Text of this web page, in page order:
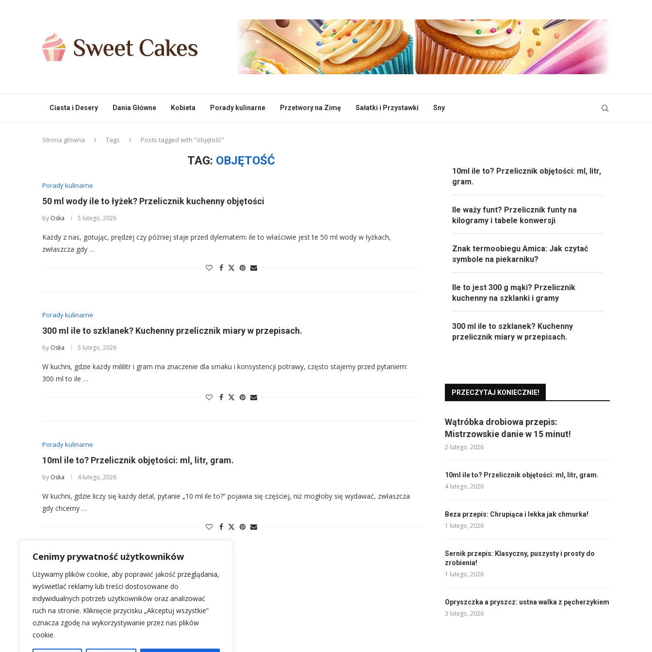
Cenimy prywatność użytkowników
Używamy plików cookie, aby poprawić jakość przeglądania,
wyświetlać reklamy lub treści dostosowane do
indywidualnych potrzeb użytkowników oraz analizować
ruch na stronie. Kliknięcie przycisku „Akceptuj wszystkie”
oznacza zgodę na wykorzystywanie przez nas plików
cookie.
Ciasta i Desery Dania Główne Kobieta Porady kulinarne Przetwory na Zimę Sałatki i Przystawki Sny
Strona główna Tags Posts tagged with "objętość"
TAG: OBJĘTOŚĆ
Porady kulinarne
50 ml wody ile to łyżek? Przelicznik kuchenny objętości
by Oska 5 lutego, 2026
Każdy z nas, gotując, prędzej czy później staje przed dylematem: ile to właściwie jest te 50 ml wody w łyżkach,
zwłaszcza gdy …
Porady kulinarne
300 ml ile to szklanek? Kuchenny przelicznik miary w przepisach.
by Oska 5 lutego, 2026
W kuchni, gdzie każdy mililitr i gram ma znaczenie dla smaku i konsystencji potrawy, często stajemy przed pytaniem:
300 ml to ile …
Porady kulinarne
10ml ile to? Przelicznik objętości: ml, litr, gram.
by Oska 4 lutego, 2026
W kuchni, gdzie liczy się każdy detal, pytanie „10 ml ile to?” pojawia się częściej, niż mogłoby się wydawać, zwłaszcza
gdy chcemy …
10ml ile to? Przelicznik objętości: ml, litr,
gram.
Ile waży funt? Przelicznik funty na
kilogramy i tabele konwersji
Znak termoobiegu Amica: Jak czytać
symbole na piekarniku?
Ile to jest 300 g mąki? Przelicznik
kuchenny na szklanki i gramy
300 ml ile to szklanek? Kuchenny
przelicznik miary w przepisach.
PRZECZYTAJ KONIECZNIE!
Wątróbka drobiowa przepis:
Mistrzowskie danie w 15 minut!
2 lutego, 2026
10ml ile to? Przelicznik objętości: ml, litr, gram.
4 lutego, 2026
Beza przepis: Chrupiąca i lekka jak chmurka!
1 lutego, 2026
Sernik przepis: Klasyczny, puszysty i prosty do
zrobienia!
1 lutego, 2026
Opryszczka a pryszcz: ustna walka z pęcherzykiem
3 lutego, 2026